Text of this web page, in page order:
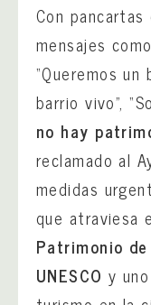
Con
mensajes como
“Queremos un
barrio vivo”,
no hay
reclamado al
medidas
que atraviesa
Patrimonio
UNESCO y